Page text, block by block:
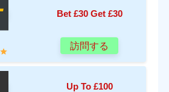
Bet £30 Get £30
訪問する
Up To £100